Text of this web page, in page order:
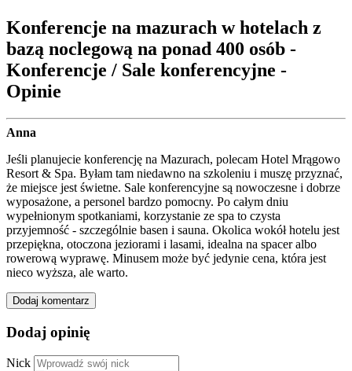
Konferencje na mazurach w hotelach z
bazą noclegową na ponad 400 osób -
Konferencje / Sale konferencyjne -
Opinie
Anna
Jeśli planujecie konferencję na Mazurach, polecam Hotel Mrągowo
Resort & Spa. Byłam tam niedawno na szkoleniu i muszę przyznać,
że miejsce jest świetne. Sale konferencyjne są nowoczesne i dobrze
wyposażone, a personel bardzo pomocny. Po całym dniu
wypełnionym spotkaniami, korzystanie ze spa to czysta
przyjemność - szczególnie basen i sauna. Okolica wokół hotelu jest
przepiękna, otoczona jeziorami i lasami, idealna na spacer albo
rowerową wyprawę. Minusem może być jedynie cena, która jest
nieco wyższa, ale warto.
Dodaj komentarz
Dodaj opinię
Nick